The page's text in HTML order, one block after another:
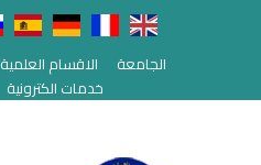
الجامعة الاقسام العلمية
خدمات الكترونية